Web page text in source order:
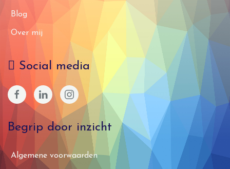
Blog
Over mij
Social media
Begrip door inzicht
Algemene voorwaarden